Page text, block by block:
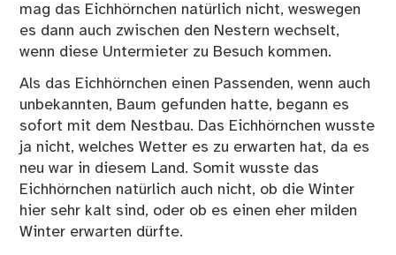
mag das Eichhörnchen natürlich nicht, weswegen
es dann auch zwischen den Nestern wechselt,
wenn diese Untermieter zu Besuch kommen.
Als das Eichhörnchen einen Passenden, wenn auch
unbekannten, Baum gefunden hatte, begann es
sofort mit dem Nestbau. Das Eichhörnchen wusste
ja nicht, welches Wetter es zu erwarten hat, da es
neu war in diesem Land. Somit wusste das
Eichhörnchen natürlich auch nicht, ob die Winter
hier sehr kalt sind, oder ob es einen eher milden
Winter erwarten dürfte.